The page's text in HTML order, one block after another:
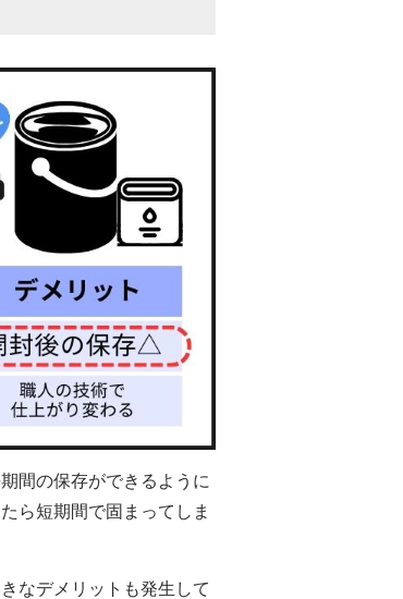
間の保存ができるように
ら短期間で固まってしま
なデメリットも発生して